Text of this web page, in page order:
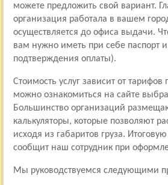
можете предложить свой вариант.
организация работала в вашем
осуществляется до офиса выдачи.
вам нужно иметь при себе паспорт
подтверждения оплаты).
Стоимость услуг зависит от
можно ознакомиться на сайте
Большинство организаций
калькуляторы, которые позволяют
исходя из габаритов груза.
сообщит наш сотрудник при
Мы руководствуемся следующими